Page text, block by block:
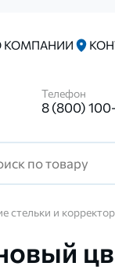
КОМПАНИИ
Телефон
8 (800)
стельки и